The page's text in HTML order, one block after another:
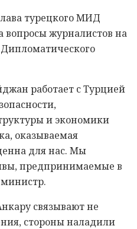
турецкого МИД
вопросы журналистов на
работает с Турцией
и экономики
оказываемая
для нас. Мы
предпринимаемые в
министр.
связывают не
стороны наладили